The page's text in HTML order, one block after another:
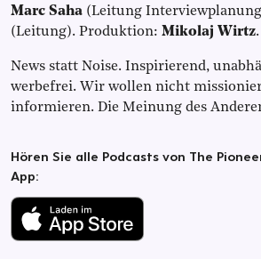
Marc Saha (Leitung
(Leitung). Produktion: Mikolaj Wirtz.
News statt Noise. Inspirierend,
werbefrei. Wir wollen nicht
informieren. Die Meinung des
Hören Sie alle Podcasts von The
App: